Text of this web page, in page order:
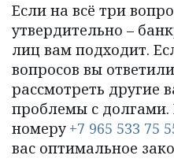
Если на всё три
утвердительно –
лиц вам подходит.
вопросов вы
рассмотреть другие
проблемы с долгами.
номеру +7 965 533 75
вас оптимальное